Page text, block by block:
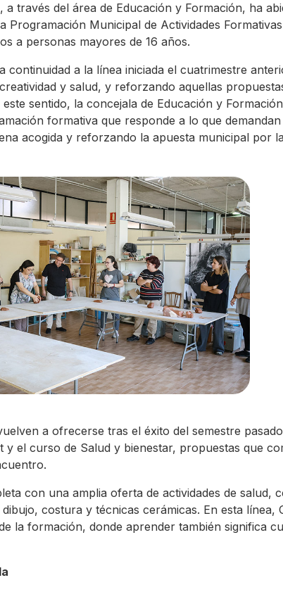
a través del área de Educación y Formación, ha
Programación Municipal de Actividades
a personas mayores de 16 años.
continuidad a la línea iniciada el cuatrimestre
y salud, y reforzando aquellas
sentido, la concejala de Educación y
formativa que responde a lo que
acogida y reforzando la apuesta municipal por
a ofrecerse tras el éxito del semestre
y el curso de Salud y bienestar, propuestas que
con una amplia oferta de actividades de salud,
costura y técnicas cerámicas. En esta línea,
la formación, donde aprender también significa